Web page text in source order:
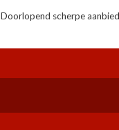
Doorlopend scherpe